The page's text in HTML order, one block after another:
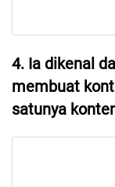
4. Ia dikenal
membuat
satunya